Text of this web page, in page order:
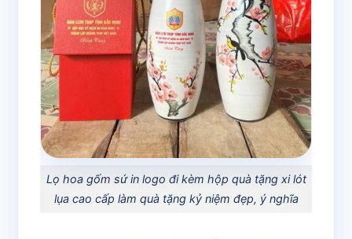
Lọ hoa gốm sứ in logo đi kèm hộp quà tặng xi lót
lụa cao cấp làm quà tặng kỷ niệm đẹp, ý nghĩa